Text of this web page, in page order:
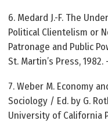
6. Medard J.-F. The
Political Clientelism or
Patronage and Public
St. Martin’s Press, 1982.
7. Weber M. Economy
Sociology / Ed. by G.
University of California